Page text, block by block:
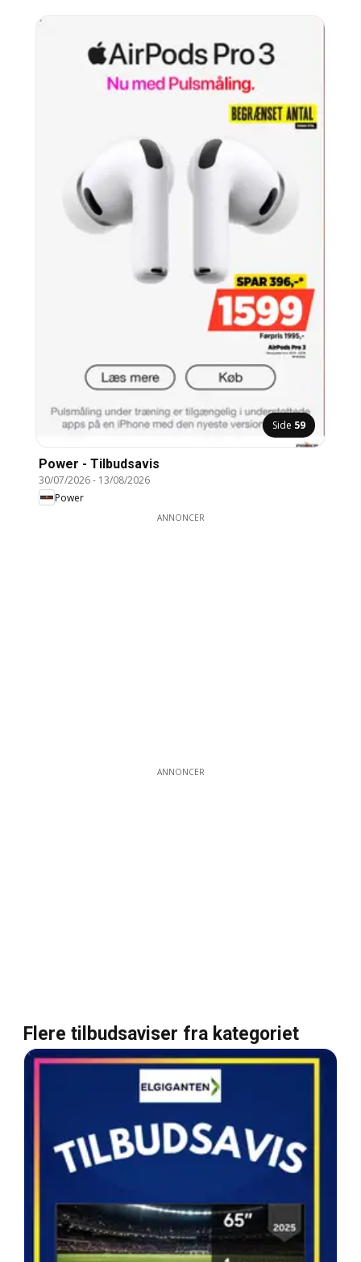
Side 59
Power - Tilbudsavis
30/07/2026- 13/08/2026
Power
ANNONCER
ANNONCER
Flere tilbudsaviser fra kategoriet